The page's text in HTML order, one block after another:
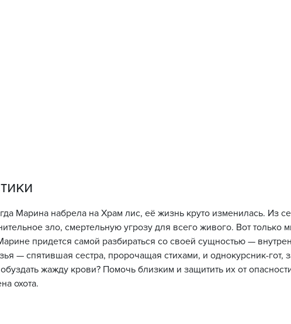
Марина набрела на Храм лис, её жизнь круто изменилась. Из
зло, смертельную угрозу для всего живого. Вот только
придется самой разбираться со своей сущностью —
— спятившая сестра, пророчащая стихами, и однокурсник-гот,
жажду крови? Помочь близким и защитить их от
охота.